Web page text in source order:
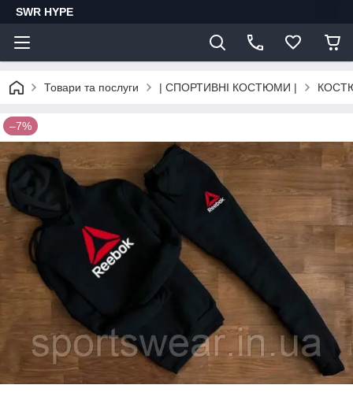
SWR HYPE
Товари та послуги | СПОРТИВНІ КОСТЮМИ |
–7%